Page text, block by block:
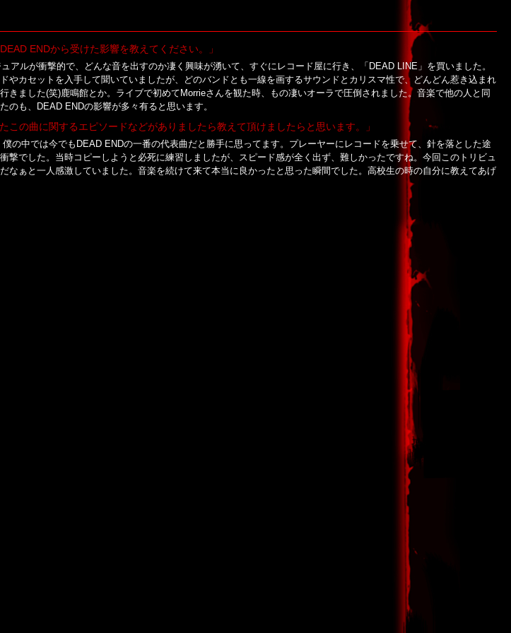
ENDから受けた影響を教えてください。」
アルが衝撃的で、どんな音を出すのか凄く興味が湧いて、すぐにレコード屋に行き、「DEAD LINE」を買いました。
やカセットを入手して聞いていましたが、どのバンドとも一線を画するサウンドとカリスマ性で、どんどん惹き込まれ
きました(笑)鹿鳴館とか。ライブで初めてMorrieさんを観た時、もの凄いオーラで圧倒されました。音楽で他の人と同
のも、DEAD ENDの影響が多々有ると思います。
この曲に関するエピソードなどがありましたら教えて頂けましたらと思います。」
の中では今でもDEAD ENDの一番の代表曲だと勝手に思ってます。プレーヤーにレコードを乗せて、針を落とした途
撃でした。当時コピーしようと必死に練習しましたが、スピード感が全く出ず、難しかったですね。今回このトリビュ
なぁと一人感激していました。音楽を続けて来て本当に良かったと思った瞬間でした。高校生の時の自分に教えてあげ